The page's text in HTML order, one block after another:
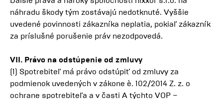
náhradu škody tým zostávajú nedotknuté. Vyššie
uvedené povinnosti zákazníka neplatia, pokiaľ zákazník
za príslušné porušenie práv nezodpovedá.
VII. Právo na odstúpenie od zmluvy
(1) Spotrebiteľ má právo odstúpiť od zmluvy za
podmienok uvedených v zákone è. 102/2014 Z. z. o
ochrane spotrebiteľa a v časti A týchto VOP –